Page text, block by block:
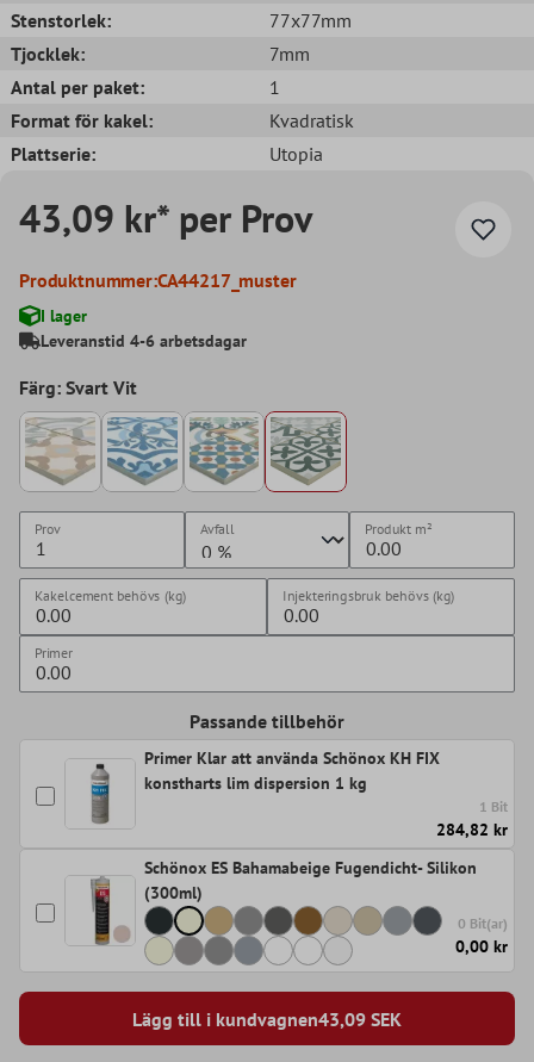
Stenstorlek:
77x77mm
Tjocklek:
7mm
Antal per paket:
1
Format för kakel:
Kvadratisk
Plattserie:
Utopia
43,09 kr* per Prov
Produktnummer:CA44217_muster
I lager
Leveranstid 4-6 arbetsdagar
Färg: Svart Vit
Prov Avfall Produkt m²
Kakelcement behövs (kg) Injekteringsbruk behövs (kg)
Primer
Passande tillbehör
Primer Klar att använda Schönox KH FIX
konstharts lim dispersion 1 kg
1 Bit
284,82 kr
Schönox ES Bahamabeige Fugendicht- Silikon
(300ml)
0 Bit(ar)
0,00 kr
Lägg till i kundvagnen43,09 SEK